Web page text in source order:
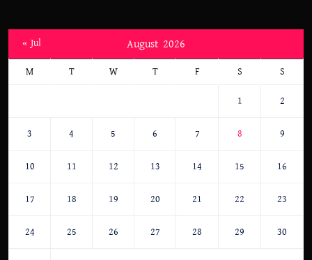
August 2026
M T W T F S S
1 2
3 4 5 6 7 8 9
10 11 12 13 14 15 16
17 18 19 20 21 22 23
24 25 26 27 28 29 30
« Jul